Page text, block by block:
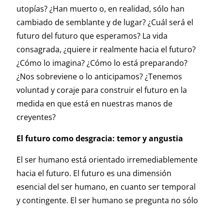
utopías? ¿Han muerto o, en realidad, sólo han
cambiado de semblante y de lugar? ¿Cuál será el
futuro del futuro que esperamos? La vida
consagrada, ¿quiere ir realmente hacia el futuro?
¿Cómo lo imagina? ¿Cómo lo está preparando?
¿Nos sobreviene o lo anticipamos? ¿Tenemos
voluntad y coraje para construir el futuro en la
medida en que está en nuestras manos de
creyentes?
El futuro como desgracia: temor y angustia
El ser humano está orientado irremediablemente
hacia el futuro. El futuro es una dimensión
esencial del ser humano, en cuanto ser temporal
y contingente. El ser humano se pregunta no sólo